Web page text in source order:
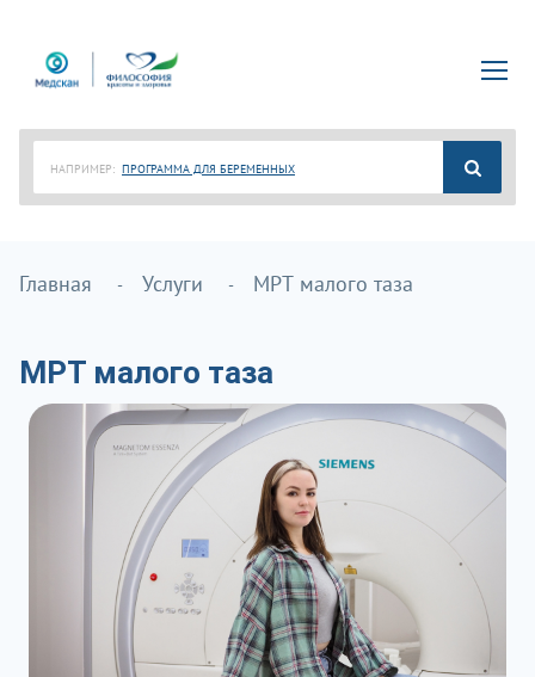
НАПРИМЕР: ПРОГРАММА ДЛЯ БЕРЕМЕННЫХ
Главная Услуги МРТ малого таза
МРТ малого таза